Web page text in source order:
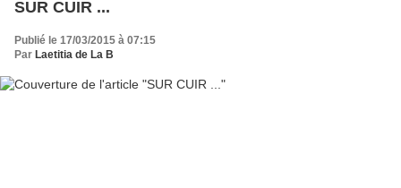
SUR CUIR ...
Publié le 17/03/2015 à 07:15
Par Laetitia de La B